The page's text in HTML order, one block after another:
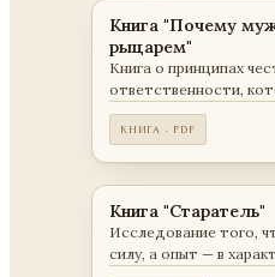
Книга "Почему
рыцарем"
Книга о принципах
ответственности,
оставаться собой
КНИГА · PDF
Книга "Старатель"
Исследование того,
силу, а опыт — в